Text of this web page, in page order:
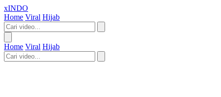
xINDO
Home Viral Hijab
Home Viral Hijab